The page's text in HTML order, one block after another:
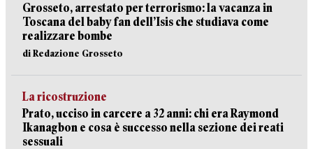
Grosseto, arrestato per terrorismo: la vacanza in
Toscana del baby fan dell’Isis che studiava come
realizzare bombe
di Redazione Grosseto
La ricostruzione
Prato, ucciso in carcere a 32 anni: chi era Raymond
Ikanagbon e cosa è successo nella sezione dei reati
sessuali